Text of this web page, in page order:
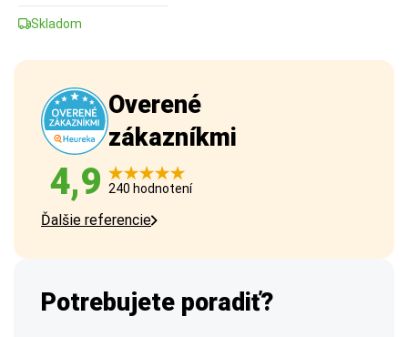
Skladom
Overené
zákazníkmi
4,9 240 hodnotení
Ďalšie referencie
Potrebujete poradiť?